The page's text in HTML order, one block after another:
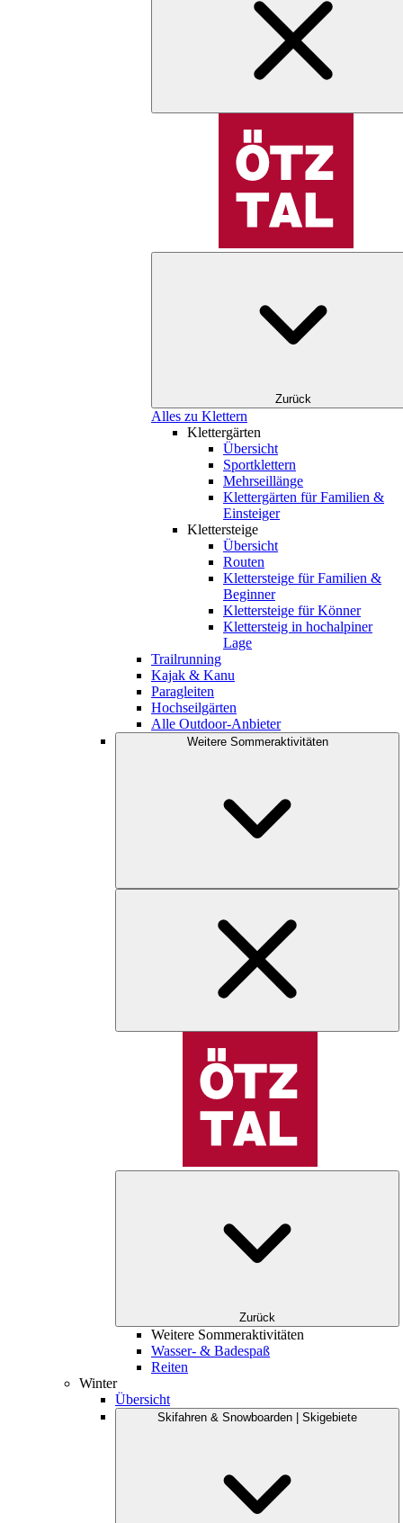
Zurück
Alles zu Klettern
Klettergärten
Übersicht
Sportklettern
Mehrseillänge
Klettergärten für Familien &
Einsteiger
Klettersteige
Übersicht
Routen
Klettersteige für Familien &
Beginner
Klettersteige für Könner
Klettersteig in hochalpiner
Lage
Trailrunning
Kajak & Kanu
Paragleiten
Hochseilgärten
Alle Outdoor-Anbieter
Weitere Sommeraktivitäten
Zurück
Weitere Sommeraktivitäten
Wasser- & Badespaß
Reiten
Winter
Übersicht
Skifahren & Snowboarden | Skigebiete